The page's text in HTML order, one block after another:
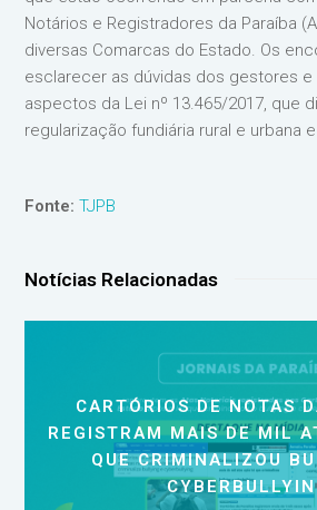
Notários e Registradores da Paraíba
diversas Comarcas do Estado. Os
esclarecer as dúvidas dos gestores e
aspectos da Lei nº 13.465/2017, que
regularização fundiária rural e urbana
Fonte: TJPB
Notícias Relacionadas
CARTÓRIOS DE NOTAS
REGISTRAM MAIS DE MIL
QUE CRIMINALIZOU